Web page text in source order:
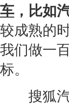
车 ，比如
较成熟的
我们做一
标。
搜狐汽